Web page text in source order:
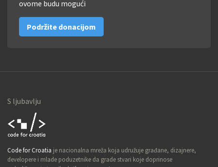
ovome budu mogući
Podržite donacijom
S ljubavlju
Croatia
Code for Croatia je nacionalna mreža koja udružuje građane, dizajnere,
developere i mlade poduzetnike da grade stvari koje doprinose